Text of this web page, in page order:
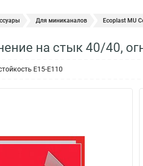
Для миниканалов Ecoplast MU
на стык 40/40,
E15-E110